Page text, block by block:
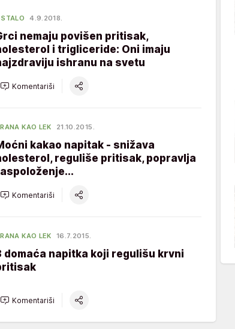
4.9.2018.
nemaju povišen pritisak,
i trigliceride: Oni imaju
ishranu na svetu
Komentariši
KAO LEK 21.10.2015.
kakao napitak - snižava
reguliše pritisak, popravlja
Komentariši
KAO LEK 16.7.2015.
domaća napitka koji regulišu krvni
Komentariši